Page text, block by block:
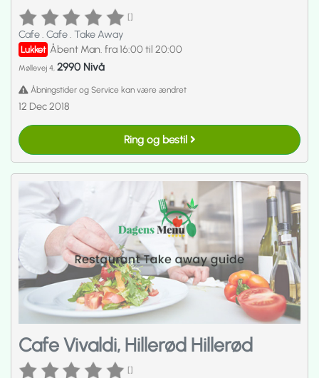
[]
Cafe Cafe Take Away
Lukket Åbent Man. fra 16:00 til 20:00
Møllevej 4, 2990 Nivå
Åbningstider og Service kan være ændret
12 Dec 2018
Ring og bestil
Cafe Vivaldi, Hillerød Hillerød
[]